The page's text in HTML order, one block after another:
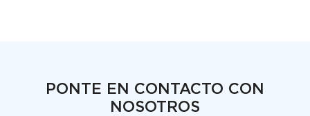
PONTE EN CONTACTO CON
NOSOTROS